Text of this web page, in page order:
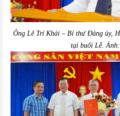
Ông Lê Trí Khải – Bí thư Đảng ủy,
tại buổi Lễ.